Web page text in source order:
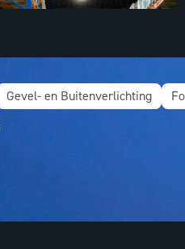
Gevel- en Buitenverlichting